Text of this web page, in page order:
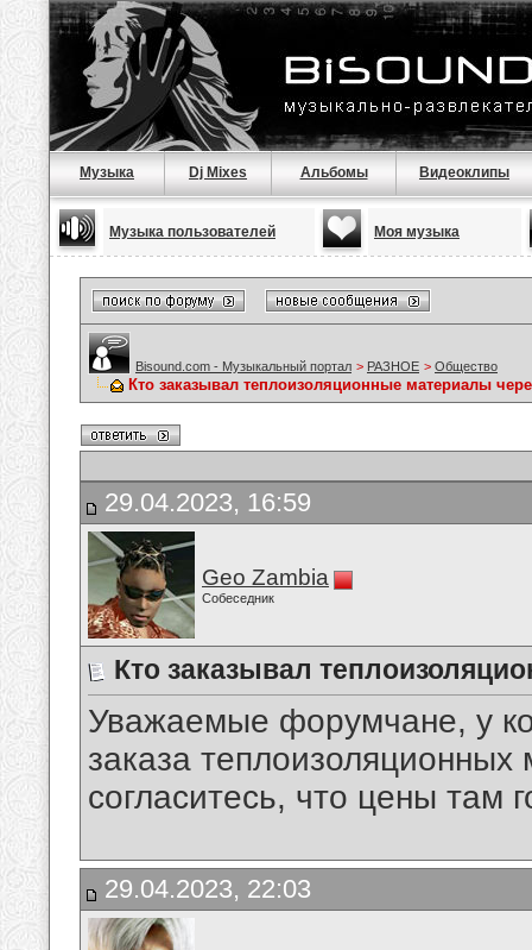
Музыка Dj Mixes Альбомы Видеоклипы
Музыка пользователей Моя музыка
Bisound.com - Музыкальный портал > РАЗНОЕ > Общество
Кто заказывал теплоизоляционные материалы
29.04.2023, 16:59
Geo Zambia
Собеседник
Кто заказывал
Уважаемые форумчане, у
заказа
согласитесь, что цены там
29.04.2023, 22:03